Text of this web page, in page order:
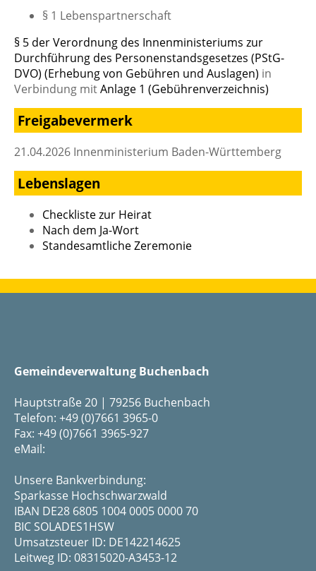
§ 1 Lebenspartnerschaft
§ 5 der Verordnung des Innenministeriums zur
Durchführung des Personenstandsgesetzes (PStG-
DVO) (Erhebung von Gebühren und Auslagen) in
Verbindung mitAnlage 1 (Gebührenverzeichnis)
Freigabevermerk
21.04.2026 Innenministerium Baden-Württemberg
Lebenslagen
Checkliste zur Heirat
Nach dem Ja-Wort
Standesamtliche Zeremonie
Gemeindeverwaltung Buchenbach
Hauptstraße 20 | 79256 Buchenbach
Telefon: +49 (0)7661 3965-0
Fax: +49 (0)7661 3965-927
eMail:
Unsere Bankverbindung:
Sparkasse Hochschwarzwald
IBAN DE28 6805 1004 0005 0000 70
BIC SOLADES1HSW
Umsatzsteuer ID: DE142214625
Leitweg ID: 08315020-A3453-12